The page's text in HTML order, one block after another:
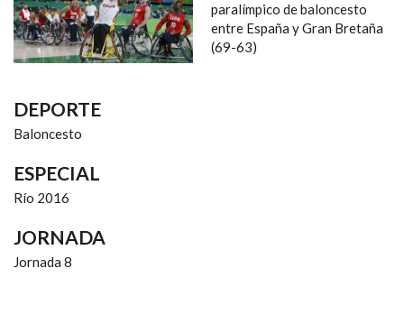
paralímpico de baloncesto
entre España y Gran Bretaña
(69-63)
DEPORTE
Baloncesto
ESPECIAL
Río 2016
JORNADA
Jornada 8